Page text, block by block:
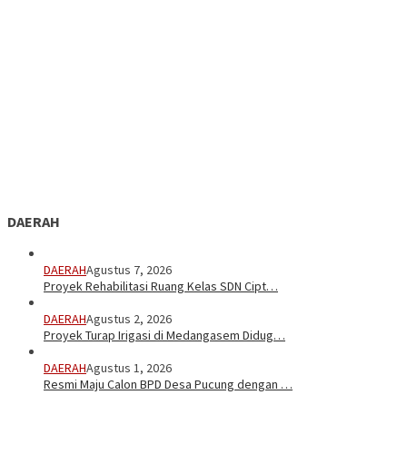
DAERAH
DAERAHAgustus 7, 2026
Proyek Rehabilitasi Ruang Kelas SDN Cipt…
DAERAHAgustus 2, 2026
Proyek Turap Irigasi di Medangasem Didug…
DAERAHAgustus 1, 2026
Resmi Maju Calon BPD Desa Pucung dengan …